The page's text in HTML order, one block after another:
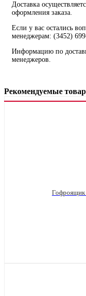
Доставка
оформления заказа.
Если у вас остались
менеджерам: (3452)
Информацию по
менеджеров.
Рекомендуемые